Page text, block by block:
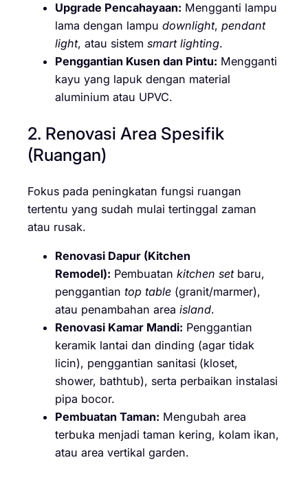
Upgrade Pencahayaan: Mengganti lampu
lama dengan lampu downlight, pendant
light, atau sistem smart lighting.
Penggantian Kusen dan Pintu: Mengganti
kayu yang lapuk dengan material
aluminium atau UPVC.
2. Renovasi Area Spesifik
(Ruangan)
Fokus pada peningkatan fungsi ruangan
tertentu yang sudah mulai tertinggal zaman
atau rusak.
Renovasi Dapur (Kitchen
Remodel): Pembuatan kitchen setbaru,
penggantian top table (granit/marmer),
atau penambahan area island.
Renovasi Kamar Mandi: Penggantian
keramik lantai dan dinding (agar tidak
licin), penggantian sanitasi (kloset,
shower, bathtub), serta perbaikan instalasi
pipa bocor.
Pembuatan Taman: Mengubah area
terbuka menjadi taman kering, kolam ikan,
atau area vertikal garden.